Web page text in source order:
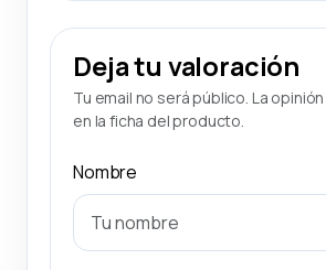
Deja tu valoración
Tu email no será público. La
en la ficha del producto.
Nombre